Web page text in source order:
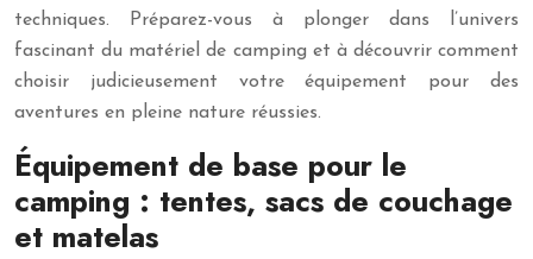
techniques. Préparez-vous à plonger dans l’univers
fascinant du matériel de camping et à découvrir comment
choisir judicieusement votre équipement pour des
aventures en pleine nature réussies.
Équipement de base pour le
camping : tentes, sacs de couchage
et matelas